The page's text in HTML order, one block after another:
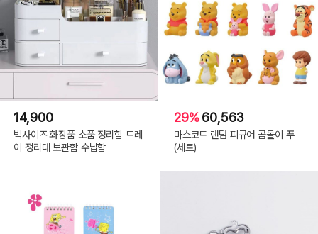
14,900
빅사이즈 화장품 소품 정리함 트레
이 정리대 보관함 수납함
29%60,563
마스코트 랜덤 피규어 곰돌이 푸
(세트)